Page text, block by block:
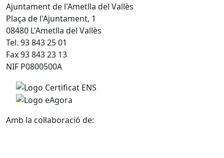
Ajuntament de l'Ametlla del Vallès
Plaça de l'Ajuntament, 1
08480 L'Ametlla del Vallès
Tel. 93 843 25 01
Fax 93 843 23 13
NIF P0800500A
Amb la col·laboració de: